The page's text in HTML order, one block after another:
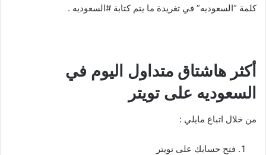
كلمة “السعوديه” في تغريدة ما يتم كتابة #السعوديه .
أكثر هاشتاق متداول اليوم في
السعوديه على تويتر
من خلال اتباع مايلي :
فتح حسابك على تويتر